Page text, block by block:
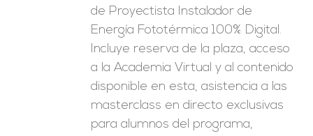
de Proyectista Instalador de
Energía Fototérmica 100% Digital.
Incluye reserva de la plaza, acceso
a la Academia Virtual y al contenido
disponible en esta, asistencia a las
masterclass en directo exclusivas
para alumnos del programa,